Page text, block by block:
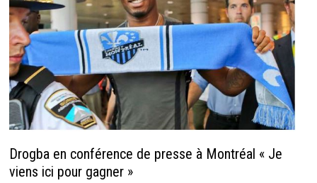
Drogba en conférence de presse à Montréal « Je
viens ici pour gagner »